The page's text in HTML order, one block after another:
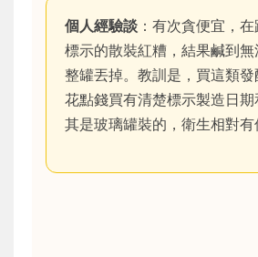
個人經驗談 ：有次貪便宜，
標示的散裝紅糟，結果鹹到
整罐丟掉。教訓是，買這類
花點錢買有清楚標示製造日
其是玻璃罐裝的，衛生相對有